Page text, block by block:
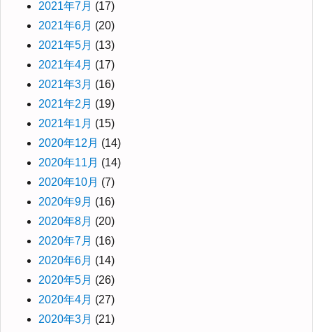
2021年7月 (17)
2021年6月 (20)
2021年5月 (13)
2021年4月 (17)
2021年3月 (16)
2021年2月 (19)
2021年1月 (15)
2020年12月 (14)
2020年11月 (14)
2020年10月 (7)
2020年9月 (16)
2020年8月 (20)
2020年7月 (16)
2020年6月 (14)
2020年5月 (26)
2020年4月 (27)
2020年3月 (21)